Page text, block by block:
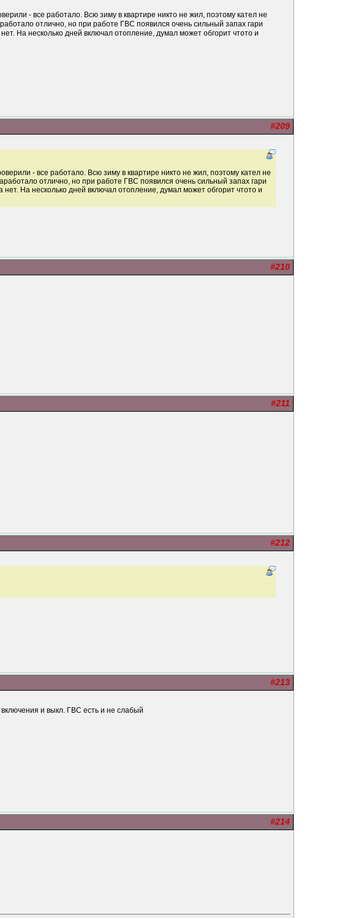
- все работало. Всю зиму в квартире никто не жил, поэтому кател не
отлично, но при работе ГВС появился очень сильный запах гари
На несколько дней включал отопление, думал может обгорит чтото и
#209
- все работало. Всю зиму в квартире никто не жил, поэтому кател не
отлично, но при работе ГВС появился очень сильный запах гари
На несколько дней включал отопление, думал может обгорит чтото и
#210
#211
#212
#213
и выкл. ГВС есть и не слабый
#214